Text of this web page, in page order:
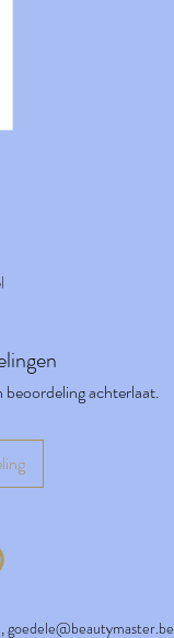
beoordeling achterlaat.
goedele@beautymaster.be